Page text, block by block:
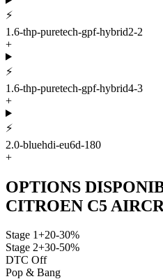
⚡
1.6-thp-puretech-gpf-hybrid2-2
+
⚡
1.6-thp-puretech-gpf-hybrid4-3
+
⚡
2.0-bluehdi-eu6d-180
+
OPTIONS
CITROEN C5
Stage 1+20-30%
Stage 2+30-50%
DTC Off
Pop & Bang